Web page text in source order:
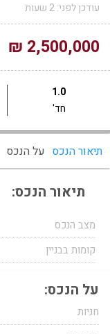
עודכן לפני: 2 שעות
2,500,000 ₪
1.0
חד'
תיאור הנכס על הנכס
תיאור הנכס:
מצב הנכס
קומות בבניין
על הנכס:
חניות